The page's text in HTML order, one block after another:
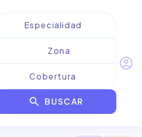
search BUSCAR
account_circle
para
de Federada